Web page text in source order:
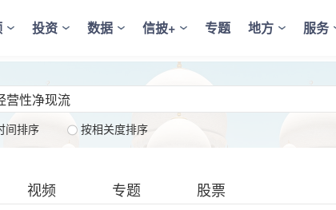
投资 数据 信披+ 专题 地方 服务
间排序 按相关度排序
视频 专题 股票